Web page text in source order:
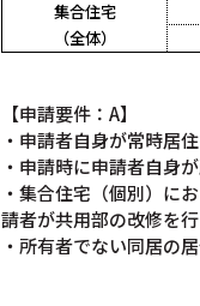
集合住宅
（全体）
【申請要件：A】
・申請者自身が常時居
・申請時に申請者自身
・集合住宅（個別）に
請者が共用部の改修を
・所有者でない同居の